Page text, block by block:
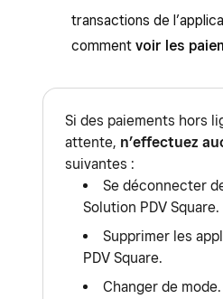
Square.
transactions de
comment voir les
Si des paiements hors
attente, n’effectuez
suivantes :
Se déconnecter
Solution PDV Square.
Supprimer les
PDV Square.
Changer de mode.